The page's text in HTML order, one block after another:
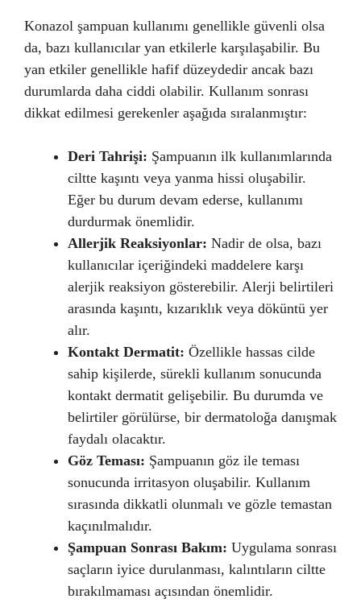
Konazol şampuan kullanımı genellikle güvenli olsa
da, bazı kullanıcılar yan etkilerle karşılaşabilir. Bu
yan etkiler genellikle hafif düzeydedir ancak bazı
durumlarda daha ciddi olabilir. Kullanım sonrası
dikkat edilmesi gerekenler aşağıda sıralanmıştır:
Deri Tahrişi: Şampuanın ilk kullanımlarında
ciltte kaşıntı veya yanma hissi oluşabilir.
Eğer bu durum devam ederse, kullanımı
durdurmak önemlidir.
Allerjik Reaksiyonlar: Nadir de olsa, bazı
kullanıcılar içeriğindeki maddelere karşı
alerjik reaksiyon gösterebilir. Alerji belirtileri
arasında kaşıntı, kızarıklık veya döküntü yer
alır.
Kontakt Dermatit: Özellikle hassas cilde
sahip kişilerde, sürekli kullanım sonucunda
kontakt dermatit gelişebilir. Bu durumda ve
belirtiler görülürse, bir dermatoloğa danışmak
faydalı olacaktır.
Göz Teması: Şampuanın göz ile teması
sonucunda irritasyon oluşabilir. Kullanım
sırasında dikkatli olunmalı ve gözle temastan
kaçınılmalıdır.
Şampuan Sonrası Bakım: Uygulama sonrası
saçların iyice durulanması, kalıntıların ciltte
bırakılmaması açısından önemlidir.